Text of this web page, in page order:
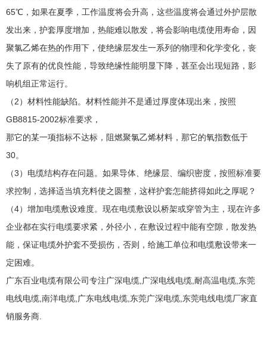
65℃，如果在夏季，工作温度将会升高，这些温度将会通过外护层散
发出来，护套厚度增加，热能难以散发，将会影响电缆使用寿命，因
聚氯乙烯在热的作用下，使绝缘层发生一系列的物理和化学变化，丧
失了原有的优良性能，导致绝缘性能明显下降，甚至会出现短路，影
响机组正常运行。
（2）材料性能缺陷。材料性能并不是通过厚度体现出来，按照
GB8815-2002标准要求，
那它的某一项指标不达标，阻燃聚氯乙烯材料，那它的氧指数低于
30。
（3）电缆结构存在问题。如果导体、绝缘层、编织密度，按照标准要
求控制，选择适当填充料使之圆整，这样护套怎能挤得如此之厚呢？
（4）增加电缆敷设难度。现在电缆敷设以桥架或穿管为主，现在许多
企业都在实行电缆要求紧，外径小，在敷设过程中能有空隙，散发热
能，保证电缆外护套不受损伤，否则，给施工单位和电缆敷设带来一
定困难。
广东百业电缆有限公司专注广深电缆, 广深电线电缆 ,耐高温电缆,东莞
电线电缆,南洋电缆,广东电线电缆,东莞广深电缆,东莞电线电缆厂家直
销服务商.